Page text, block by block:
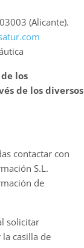
(Alicante).
los
de los diversos
contactar con
S.L.
de
solicitar
casilla de